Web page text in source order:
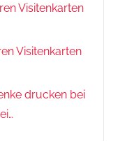
Visitenkarten
Visitenkarten
drucken bei